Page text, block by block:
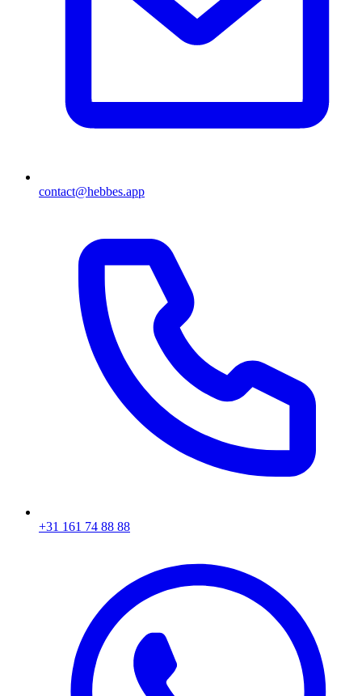
contact@hebbes.app
+31 161 74 88 88‬​​​​‌ ‍ ​‍​‍‌‍ ‌ ​‍‌‍‍‌‌‍‌ ‌‍‍‌‌‍ ‍​‍​‍​ ‍‍​‍​‍‌ ​ ‌‍​‌‌‍ ‍‌‍‍‌‌ ‌​‌ ‍‌​‍ ‍‌‍‍‌‌‍ ​‍​‍​‍ ​​‍​‍‌‍‍​‌ ​‍‌‍‌‌‌‍‌‍​‍​‍​ ‍‍​‍​‍‌‍‍​‌ ‌​‌ ‌​‌ ​​​ ‍‍​‍ ​‍ ‌‍ ​‌‍ ‌‍​ ‌‍​‌‌‍ ​‌‍‍​‌‍ ‌ ​ ‌ ‌​​ ‍‍​ ​ ​ ​ ​ ​ ​ ​ ​‍ ‌‍‍‌‌‍ ‍‌ ‌​‌‍‌‌‌‍ ‍‌ ‌​​‍ ‌‍‌‌‌‍‌​‌‍‍‌‌ ‌​​‍ ‌‍ ‌‌‍ ‌‍‌​‌‍‌‌​ ‌‌ ​​‌ ​‍‌‍‌‌‌ ​ ‌‍‌‌‌‍ ‍‌ ‌​‌‍​‌‌ ‌​‌‍‍‌‌‍ ‌‍ ‍​ ‍ ‌‍‍‌‌‍‌​​ ‌‌‍‌ ‌‍ ​‌‍ ‌‍​‍‌‍​‌‌‍ ​​ ‍ ‌ ‌​‌ ‍‌‌ ​​‌‍‌‌​ ‌‌‍‌ ‌‍ ​‌‍ ‌‍​‍‌‍​‌‌‍ ​​ ‍ ‌ ​​‌‍​‌‌ ‌​‌‍‍​​ ‌‌‍​ ‌‍ ‌‍ ‍‌ ‌​‌‍​‌‌‍​ ‌ ‌​​‍ ‍‌ ​​‌‍‍​‌‍ ‌‍ ‍‌‍‌‌​ ‌‍​‍‌‍​‌‌ ​ ‌‍‌‌‌‌‌‌‌ ​‍‌‍ ​​ ‌‌‍‍​‌ ‌​‌ ‌​‌ ​​​‍‌‌​ ​ ‌​​‌​‍‌‌​ ​‍‌​‌‍​‍‌‌​ ​‍‌​‌‍‌‍ ​‌‍ ‌‍​ ‌‍​‌‌‍ ​‌‍‍​‌‍ ‌ ​ ‌ ‌​​‍‌‌​ ​ ‌​​‌​ ​ ​ ​ ​ ​ ​ ​ ​‍‌‍‌‍‍‌‌‍‌​​ ‌‌‍‌ ‌‍ ​‌‍ ‌‍​‍‌‍​‌‌‍ ​​‍‌‍‌ ‌​‌ ‍‌‌ ​​‌‍‌‌​ ‌‌‍‌ ‌‍ ​‌‍ ‌‍​‍‌‍​‌‌‍ ​​‍‌‍‌ ​​‌‍​‌‌ ‌​‌‍‍​​ ‌‌‍​ ‌‍ ‌‍ ‍‌ ‌​‌‍​‌‌‍​ ‌ ‌​​‍ ‍‌ ​​‌‍‍​‌‍ ‌‍ ‍‌‍‌‌​‍‌‍‌ ​​‌‍‌‌‌ ​‍‌ ​ ‌ ​​‌‍‌‌‌‍​ ‌ ‌​‌‍‍‌‌ ‌‍‌‍‌‌​ ‌‌ ​​‌ ‌‌‌‍​‍‌‍ ​‌‍‍‌‌ ​ ‌‍‍​‌‍‌‌‌‍‌​​‍​‍‌ ‌